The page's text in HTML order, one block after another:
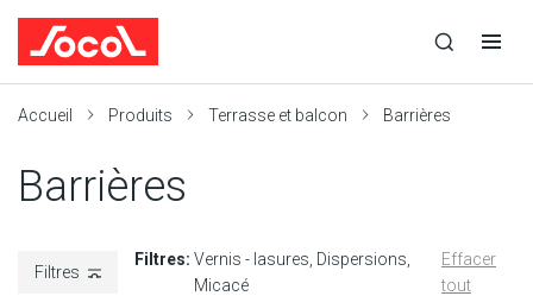
recherche
recherche
navigation
Accueil Produits Terrasse et balcon Barrières
Barrières
Filtres
Filtres:Vernis - lasures Dispersions
Micacé
Effacer
tout